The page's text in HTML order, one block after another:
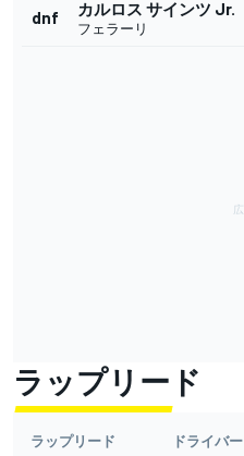
dnf カルロス サインツ Jr.
フェラーリ
ラップリード
ラップリード ドライバー